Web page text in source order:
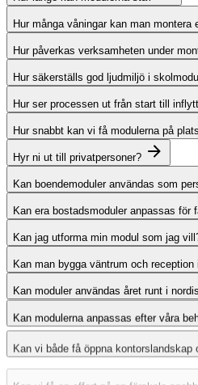
Hur många våningar kan man montera
Hur påverkas verksamheten under
Hur säkerställs god ljudmiljö i
Hur ser processen ut från start till
Hur snabbt kan vi få modulerna på
Hyr ni ut till privatpersoner?
Kan boendemoduler användas som
Kan era bostadsmoduler anpassas för
Kan jag utforma min modul som jag
Kan man bygga väntrum och reception
Kan moduler användas året runt i
Kan modulerna anpassas efter våra
Kan vi både få öppna kontorslandskap
Kan vi få en offert på en förskola